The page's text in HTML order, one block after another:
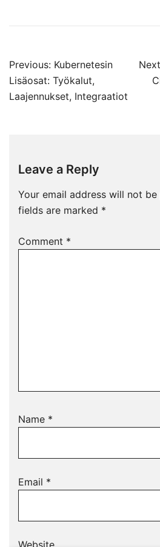
Post
navigation
Previous: Kubernetesin
Lisäosat: Työkalut,
Laajennukset, Integraatiot
Leave a Reply
Your email address will not be
fields are marked *
Comment *
Name *
Email *
Website